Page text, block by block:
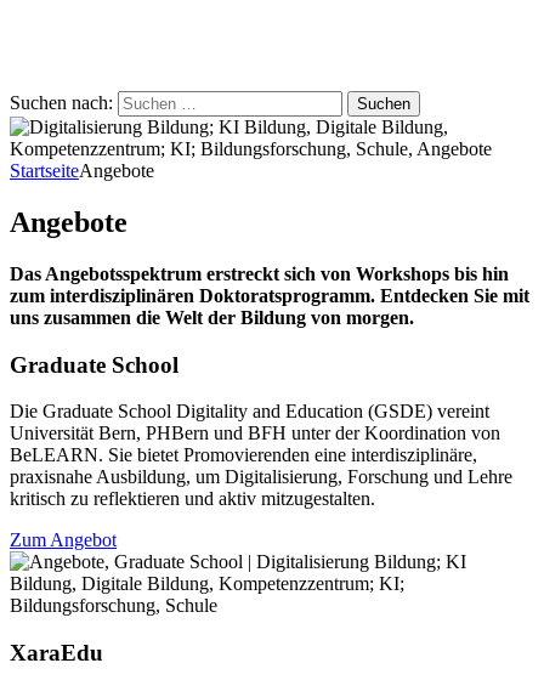
Suchen nach:
StartseiteAngebote
Angebote
Das Angebotsspektrum erstreckt sich von Workshops bis hin
zum interdisziplinären Doktoratsprogramm. Entdecken Sie mit
uns zusammen die Welt der Bildung von morgen.
Graduate School
Die Graduate School Digitality and Education (GSDE) vereint
Universität Bern, PHBern und BFH unter der Koordination von
BeLEARN. Sie bietet Promovierenden eine interdisziplinäre,
praxisnahe Ausbildung, um Digitalisierung, Forschung und Lehre
kritisch zu reflektieren und aktiv mitzugestalten.
Zum Angebot
XaraEdu